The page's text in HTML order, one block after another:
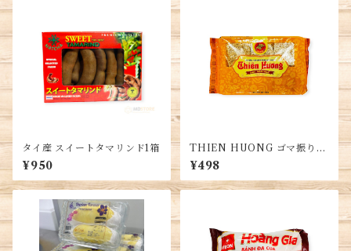
タイ産 スイートタマリンド1箱
¥950
THIEN HUONG ゴマ振りか
けキャンディー フエーの特産
物 225g・Mè Xửng Thiên
Hương
¥498